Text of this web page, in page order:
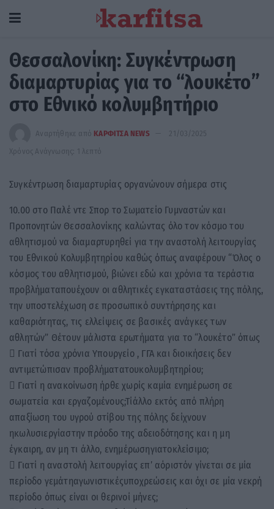
Θεσσαλονίκη: Συγκέντρωση
διαμαρτυρίας για το “λουκέτο”
στο Εθνικό κολυμβητήριο
Αναρτήθηκε από ΚΑΡΦΙΤΣΑ NEWS
21/03/2025
Χρόνος Ανάγνωσης: 1 λεπτό
Συγκέντρωση διαμαρτυρίας οργανώνουν σήμερα στις
10.00 στο Παλέ ντε Σπορ το Σωματείο Γυμναστών και
Προπονητών Θεσσαλονίκης καλώντας όλο τον κόσμο του
αθλητισμού να διαμαρτυρηθεί για την αναστολή λειτουργίας
του Εθνικού Κολυμβητηρίου καθώς όπως αναφέρουν “Όλος ο
κόσμος του αθλητισμού, βιώνει εδώ και χρόνια τα τεράστια
προβλήματαπουέχουν οι αθλητικές εγκαταστάσεις της πόλης,
την υποστελέχωση σε προσωπικό συντήρησης και
καθαριότητας, τις ελλείψεις σε βασικές ανάγκες των
αθλητών” Θέτουν μάλιστα ερωτήματα για το “λουκέτο” όπως
 Γιατί τόσα χρόνια Υπουργείο , ΓΓΑ και διοικήσεις δεν
αντιμετώπισαν προβλήματατουκολυμβητηρίου;
 Γιατί η ανακοίνωση ήρθε χωρίς καμία ενημέρωση σε
σωματεία και εργαζομένους;Τίάλλο εκτός από πλήρη
απαξίωση του υγρού στίβου της πόλης δείχνουν
ηκωλυσιεργίαστην πρόοδο της αδειοδότησης και η μη
έγκαιρη, αν μη τι άλλο, ενημέρωσηγιατοκλείσιμο;
 Γιατί η αναστολή λειτουργίας επ’ αόριστόν γίνεται σε μία
περίοδο γεμάτηαγωνιστικέςυποχρεώσεις και όχι σε μία νεκρή
περίοδο όπως είναι οι θερινοί μήνες;